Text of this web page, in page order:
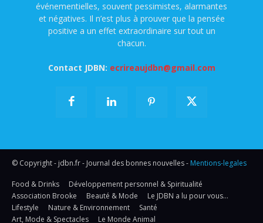
événementielles, souvent pessimistes, alarmantes
et négatives. Il n’est plus à prouver que la pensée
positive a un effet extraordinaire sur tout un
chacun.
Contact JDBN: ecrireaujdbn@gmail.com
© Copyright - jdbn.fr - Journal des bonnes nouvelles - Mentions-legales
Food & Drinks
Développement personnel & Spiritualité
Association Brooke
Beauté & Mode
Le JDBN a lu pour vous…
Lifestyle
Nature & Environnement
Santé
Art, Mode & Spectacles
Le Monde Animal